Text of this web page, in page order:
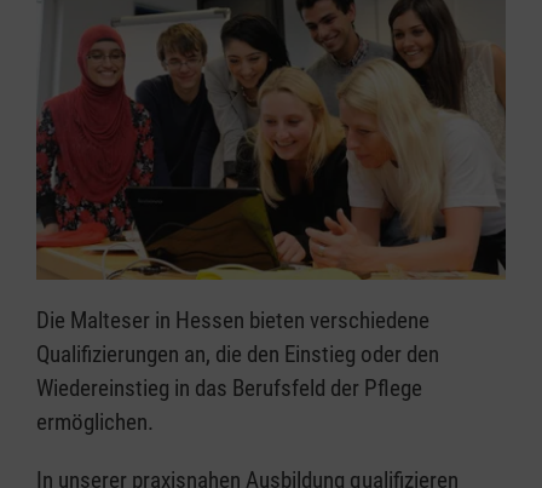
Die Malteser in Hessen bieten verschiedene
Qualifizierungen an, die den Einstieg oder den
Wiedereinstieg in das Berufsfeld der Pflege
ermöglichen.
In unserer praxisnahen Ausbildung qualifizieren